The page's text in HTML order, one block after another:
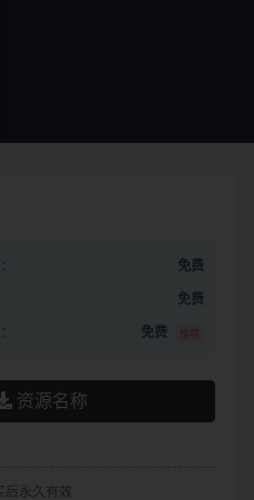
免费
免费
免费 推荐
资源名称
后永久有效